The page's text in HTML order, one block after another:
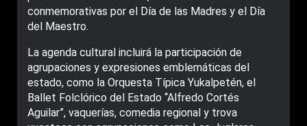
conmemorativas por el Día de las Madres y el Día
del Maestro.
La agenda cultural incluirá la participación de
agrupaciones y expresiones emblemáticas del
estado, como la Orquesta Típica Yukalpetén, el
Ballet Folclórico del Estado “Alfredo Cortés
Aguilar”, vaquerías, comedia regional y trova